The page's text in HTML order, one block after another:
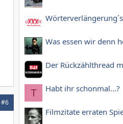
#6
Was essen wir denn
Der Rückzählthread
T Habt ihr schonmal...?
Filmzitate erraten